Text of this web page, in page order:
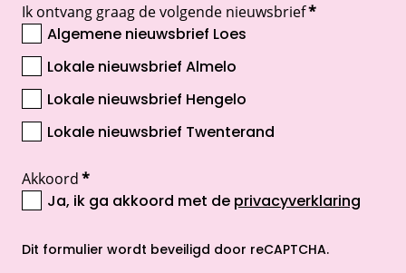
Ik ontvang graag de volgende nieuwsbrief*
Algemene nieuwsbrief Loes
Lokale nieuwsbrief Almelo
Lokale nieuwsbrief Hengelo
Lokale nieuwsbrief Twenterand
Akkoord*
Ja, ik ga akkoord met de privacyverklaring
Dit formulier wordt beveiligd door reCAPTCHA.